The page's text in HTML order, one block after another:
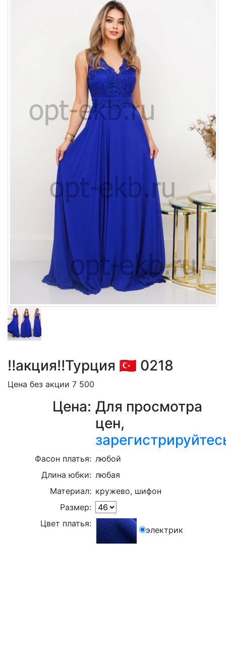
‼️акция‼️Турция 🇹🇷 0218
Цена без акции 7 500
Цена: Для просмотра
цен,
Фасон платья: любой
Длина юбки: любая
Материал: кружево, шифон
Размер:
Цвет платья:
электрик